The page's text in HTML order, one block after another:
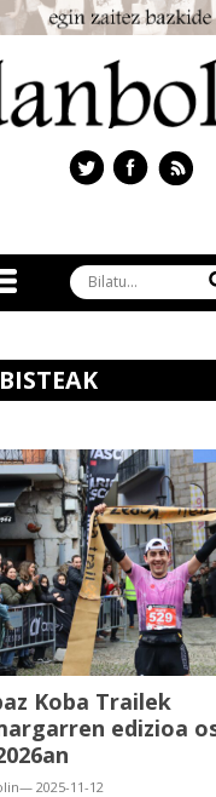
Koba Trailek
edizioa
2025-11-12